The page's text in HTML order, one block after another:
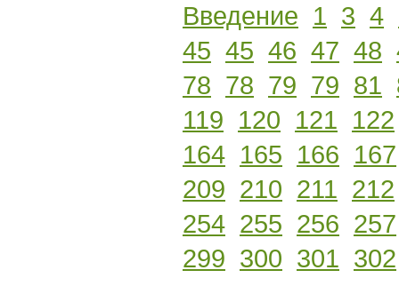
Введение 1 3 4
45 45 46 47 48
78 78 79 79 81
119 120 121 122
164 165 166 167
209 210 211 212
254 255 256 257
299 300 301 302